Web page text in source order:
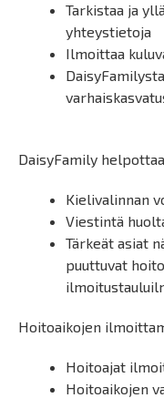
Tarkistaa ja
yhteystietoja
Ilmoittaa
DaisyFamily
Kielivalinnan
Viestintä
Tärkeät asiat
puuttuvat
Hoitoaikojen
Hoitoajat
Hoitoaikojen